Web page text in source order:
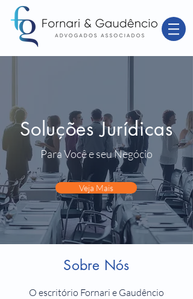
Soluções Jurídicas
Para Você e seu Negócio
Veja Mais
Sobre Nós
O escritório Fornari e Gaudêncio